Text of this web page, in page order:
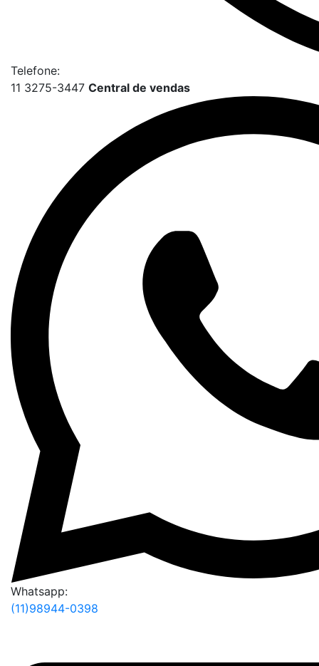
Telefone:
11 3275-3447 Central de vendas
Whatsapp:
(11)98944-0398